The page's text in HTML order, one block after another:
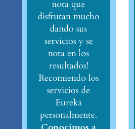
nota que
disfrutan mucho
dando sus
servicios y se
nota en los
resultados!
Recomiendo los
servicios de
Eureka
personalmente.